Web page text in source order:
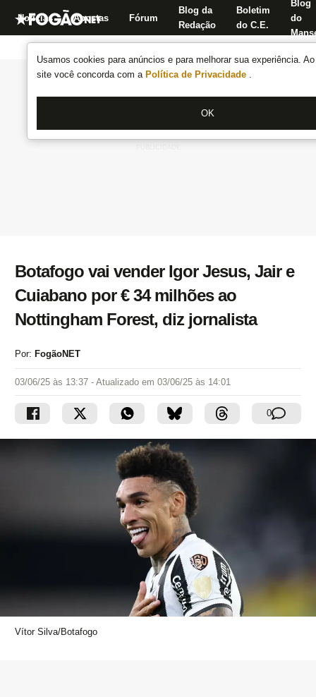
Usamos cookies para anúncios e para melhorar sua experiência.
site você concorda com a Política de Privacidade .
OK
Notícias Apostas Fórum
Blog da
Redação
Boletim
do C.E.
Blog
do
Botafogo vai vender Igor Jesus, Jair e
Cuiabano por € 34 milhões ao
Nottingham Forest, diz jornalista
Por: FogãoNET
03/06/25 às 13:37 - Atualizado em 03/06/25 às 14:01
0
Vítor Silva/Botafogo